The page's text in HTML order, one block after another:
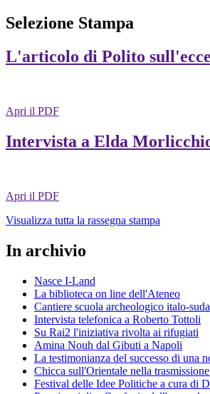
Selezione Stampa
L'articolo di Polito
Apri il PDF
Intervista a Elda
Apri il PDF
Visualizza tutta la rassegna stampa
In archivio
Nasce I-Land
La biblioteca on line dell'Ateneo
Cantiere scuola archeologico italo-
Intervista telefonica a Roberto Tottoli
Su Rai2 l'iniziativa rivolta ai rifugiati
Amina Nouh dal Gibuti a Napoli
La testimonianza del successo di una
Chicca sull'Orientale nella
Festival delle Idee Politiche a cura di